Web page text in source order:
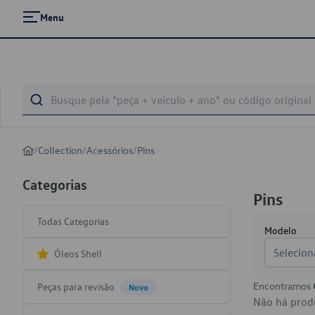
Menu
/Collection/Acessórios/Pins
Categorias
Todas Categorias
Óleos Shell
Peças para revisão Novo
Pins
Modelo
Encontramos
Não há